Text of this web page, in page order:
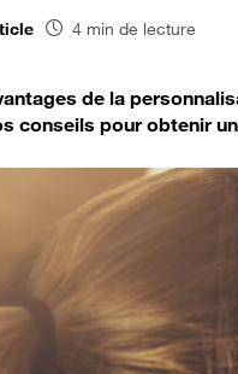
4 min de lecture
de la
conseils pour obtenir